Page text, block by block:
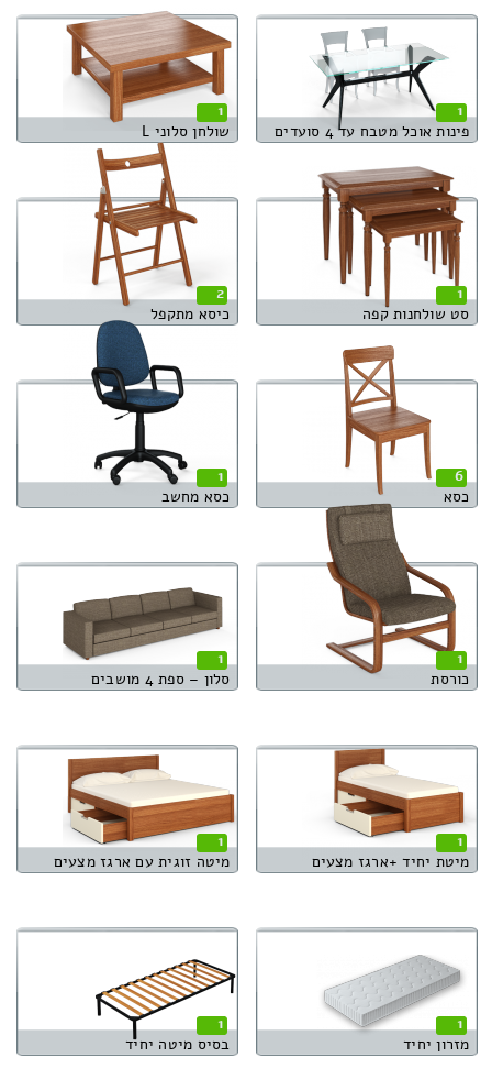
1
פינות אוכל מטבח עד 4 סועדים
1
שולחן סלוני L
1
סט שולחנות קפה
2
כיסא מתקפל
6
כסא
1
כסא מחשב
1
כורסת
1
סלון – ספת 4 מושבים
1
מיטת יחיד +ארגז מצעים
1
מיטה זוגית עם ארגז מצעים
1
מזרון יחיד
1
בסיס מיטה יחיד